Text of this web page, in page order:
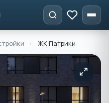
› ЖК Патрики